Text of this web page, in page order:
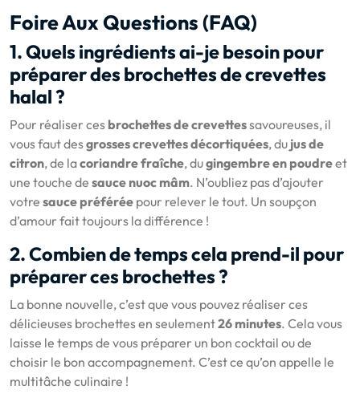
Foire Aux Questions (FAQ)
1. Quels ingrédients ai-je besoin pour
préparer des brochettes de crevettes
halal ?
Pour réaliser ces brochettes de crevettessavoureuses, il
vous faut desgrosses crevettes décortiquées, du jus de
citron, de lacoriandre fraîche, dugingembre en poudreet
une touche de sauce nuoc mâm. N’oubliez pas d’ajouter
votre sauce préférée pour relever le tout. Un soupçon
d’amour fait toujours la différence !
2. Combien de temps cela prend-il pour
préparer ces brochettes ?
La bonne nouvelle, c’est que vous pouvez réaliser ces
délicieuses brochettes en seulement26 minutes. Cela vous
laisse le temps de vous préparer un bon cocktail ou de
choisir le bon accompagnement. C’est ce qu’on appelle le
multitâche culinaire !